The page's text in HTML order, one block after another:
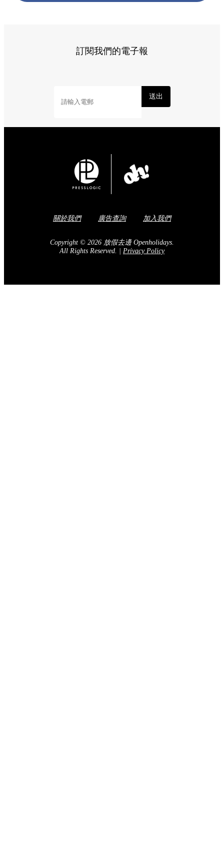
訂閱我們的電子報
送出
關於我們 廣告查詢 加入我們
Copyright © 2026 放假去邊 Openholidays.
All Rights Reserved.
Privacy Policy